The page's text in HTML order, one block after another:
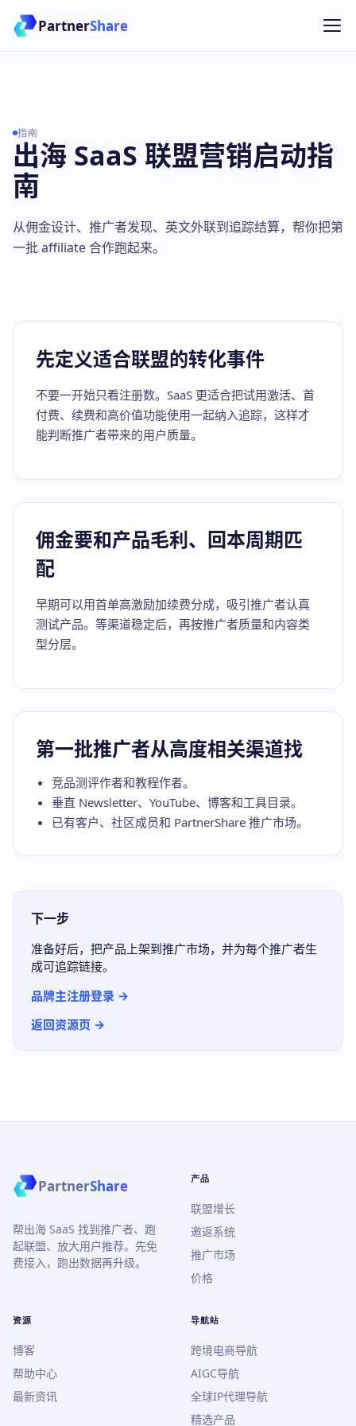
PartnerShare
指南
出海 SaaS 联盟营销启动指
南
从佣金设计、推广者发现、英文外联到追踪结算，帮你把第
一批 affiliate 合作跑起来。
先定义适合联盟的转化事件
不要一开始只看注册数。SaaS 更适合把试用激活、首
付费、续费和高价值功能使用一起纳入追踪，这样才
能判断推广者带来的用户质量。
佣金要和产品毛利、回本周期匹
配
早期可以用首单高激励加续费分成，吸引推广者认真
测试产品。等渠道稳定后，再按推广者质量和内容类
型分层。
第一批推广者从高度相关渠道找
竞品测评作者和教程作者。
垂直 Newsletter、YouTube、博客和工具目录。
已有客户、社区成员和 PartnerShare 推广市场。
下一步
准备好后，把产品上架到推广市场，并为每个推广者生
成可追踪链接。
品牌主注册登录 →
返回资源页 →
PartnerShare
帮出海 SaaS 找到推广者、跑
起联盟、放大用户推荐。先免
费接入，跑出数据再升级。
产品
联盟增长
邀返系统
推广市场
价格
资源
博客
帮助中心
最新资讯
导航站
跨境电商导航
AIGC导航
全球IP代理导航
精选产品